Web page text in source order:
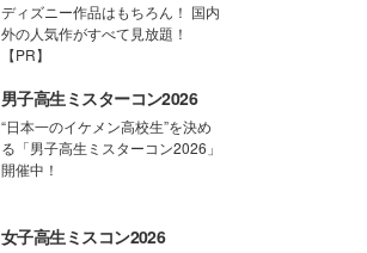
ディズニー作品はもちろん！ 国内
外の人気作がすべて見放題！
【PR】
男子高生ミスターコン2026
“日本一のイケメン高校生”を決め
る「男子高生ミスターコン2026」
開催中！
女子高生ミスコン2026